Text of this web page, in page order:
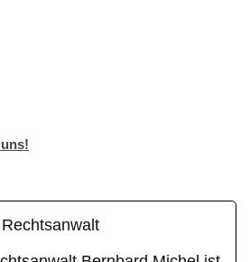
Rechtsanwalt